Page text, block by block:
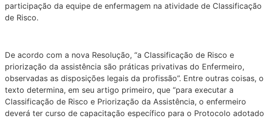
participação da equipe de enfermagem na atividade de Classificação
de Risco.
De acordo com a nova Resolução, “a Classificação de Risco e
priorização da assistência são práticas privativas do Enfermeiro,
observadas as disposições legais da profissão”. Entre outras coisas, o
texto determina, em seu artigo primeiro, que “para executar a
Classificação de Risco e Priorização da Assistência, o enfermeiro
deverá ter curso de capacitação específico para o Protocolo adotado